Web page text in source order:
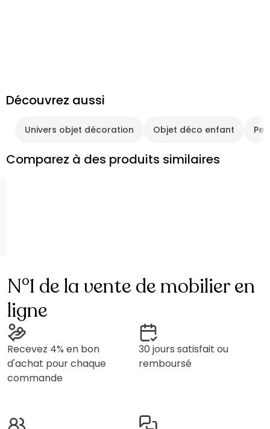
Découvrez aussi
Univers objet décoration Objet déco enfant
Comparez à des produits similaires
N°1 de la vente de mobilier en
ligne
Recevez 4% en bon
d'achat pour chaque
commande
30 jours satisfait ou
remboursé